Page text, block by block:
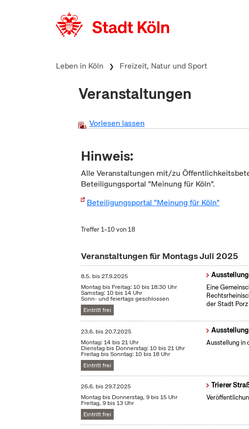
Leben in Köln Freizeit, Natur und Sport
Veranstaltungen
Vorlesen lassen
Hinweis:
Alle Veranstaltungen mit/zu
Beteiligungsportal "Meinung für Köln".
Beteiligungsportal "Meinung für Köln"
Treffer 1–10 von 18
Veranstaltungen für Montags Juli 2025
8.5. bis27.9.2025
Montag bis Freitag: 10 bis 18:30 Uhr
Samstag: 10 bis 14 Uhr
Sonn- und feiertags geschlossen
Eintritt frei
Eine
der Stadt
23.6. bis20.7.2025
Montag: 14 bis 21 Uhr
Dienstag bis Donnerstag: 10 bis 21 Uhr
Freitag bis Sonntag: 10 bis 18 Uhr
Eintritt frei
Ausstellung in
26.6. bis29.7.2025
Montag bis Donnerstag, 9 bis 15 Uhr
Freitag, 9 bis 13 Uhr
Eintritt frei
Trierer